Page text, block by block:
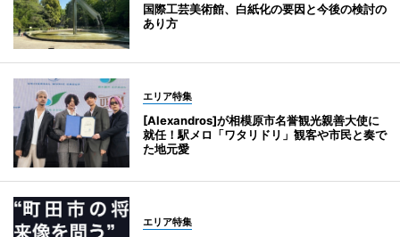
国際工芸美術館、白紙化の要因と今後の検討の
あり方
エリア特集
[Alexandros]が相模原市名誉観光親善大使に
就任！駅メロ「ワタリドリ」観客や市民と奏で
た地元愛
エリア特集